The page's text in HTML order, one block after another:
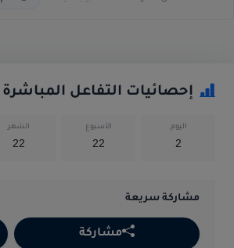
إحصائيات التفاعل المباشرة
اليوم
2
الأسبوع
22
الشهر
22
مشاركة سريعة
مشاركة